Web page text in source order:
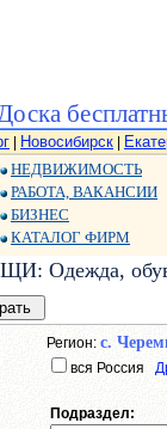
Новосибирск
НЕДВИЖИМОСТЬ
РАБОТА, ВАКАНСИИ
БИЗНЕС
КАТАЛОГ ФИРМ
Одежда,
Регион: с.
вся Россия
Подраздел: